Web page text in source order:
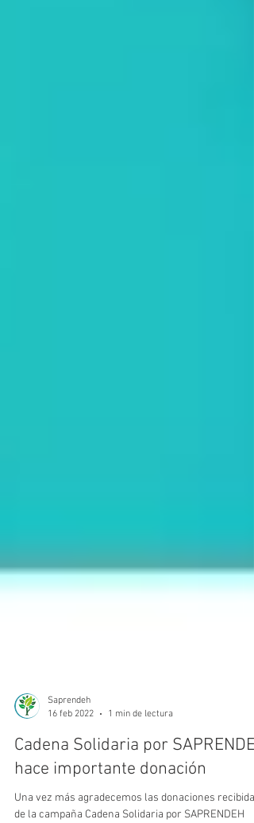
Saprendeh
16 feb 2022
1 min de lectura
Cadena Solidaria por
hace importante donación